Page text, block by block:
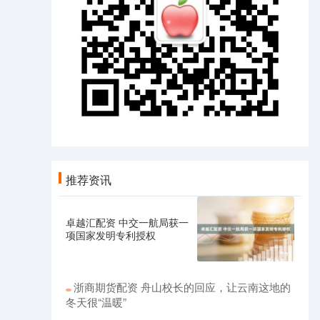
推荐资讯
卓越汇配资 中交一航局获一
项国家发明专利授权
浙商期货配资 舟山校长的回应，让云南这地的
冬天很“温暖”